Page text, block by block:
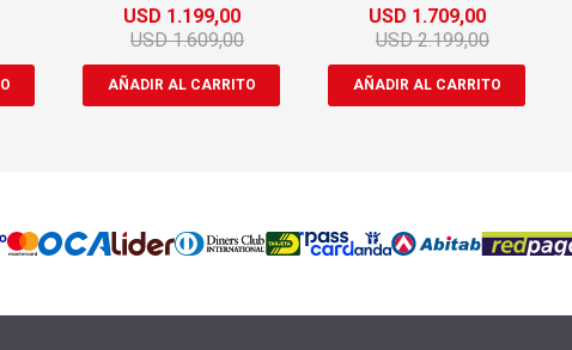
USD 1.199,00
USD 1.609,00
13.6'' Retina
USD 1.709,00
USD 2.199,00